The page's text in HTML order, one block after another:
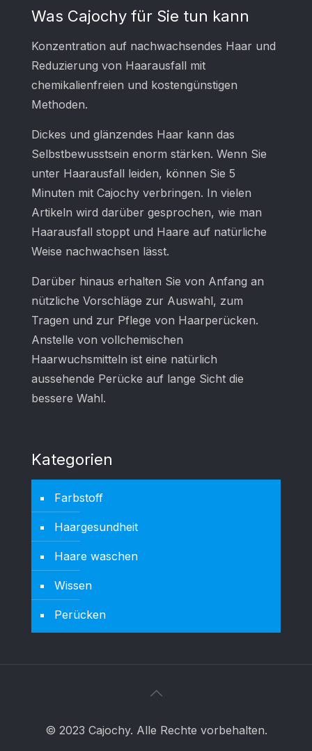
Was Cajochy für Sie tun kann
Konzentration auf nachwachsendes Haar und
Reduzierung von Haarausfall mit
chemikalienfreien und kostengünstigen
Methoden.
Dickes und glänzendes Haar kann das
Selbstbewusstsein enorm stärken. Wenn Sie
unter Haarausfall leiden, können Sie 5
Minuten mit Cajochy verbringen. In vielen
Artikeln wird darüber gesprochen, wie man
Haarausfall stoppt und Haare auf natürliche
Weise nachwachsen lässt.
Darüber hinaus erhalten Sie von Anfang an
nützliche Vorschläge zur Auswahl, zum
Tragen und zur Pflege von Haarperücken.
Anstelle von vollchemischen
Haarwuchsmitteln ist eine natürlich
aussehende Perücke auf lange Sicht die
bessere Wahl.
Kategorien
Farbstoff
Haargesundheit
Haare waschen
Wissen
Perücken
© 2023 Cajochy. Alle Rechte vorbehalten.